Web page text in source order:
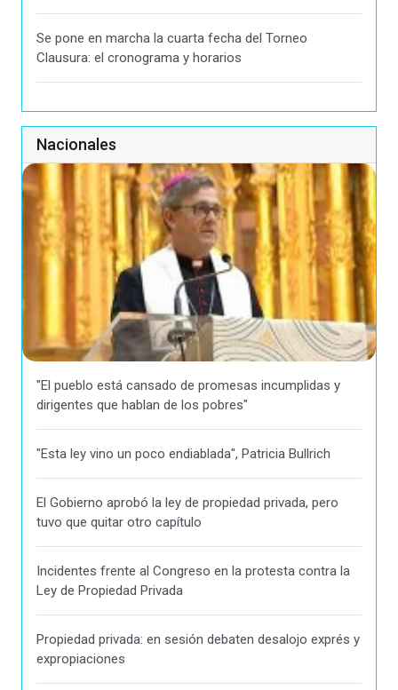
Se pone en marcha la cuarta fecha del Torneo
Clausura: el cronograma y horarios
Nacionales
"El pueblo está cansado de promesas incumplidas y
dirigentes que hablan de los pobres"
"Esta ley vino un poco endiablada", Patricia Bullrich
El Gobierno aprobó la ley de propiedad privada, pero
tuvo que quitar otro capítulo
Incidentes frente al Congreso en la protesta contra la
Ley de Propiedad Privada
Propiedad privada: en sesión debaten desalojo exprés y
expropiaciones